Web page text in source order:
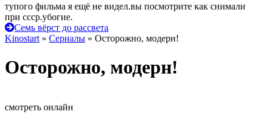
тупого фильма я ещё не видел.вы посмотрите как снимали
при ссср.убогие.
Семь вёрст до рассвета
Kinostart » Сериалы » Осторожно, модерн!
Осторожно, модерн!
смотреть онлайн